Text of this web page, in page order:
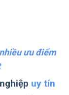
ưu điểm
uy tín